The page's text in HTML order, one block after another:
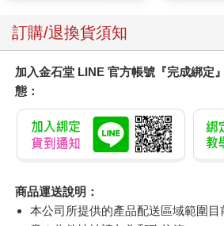
訂購/退換貨須知
加入金石堂 LINE 官方帳號『完成綁定
態：
商品運送說明：
本公司所提供的產品配送區域範圍